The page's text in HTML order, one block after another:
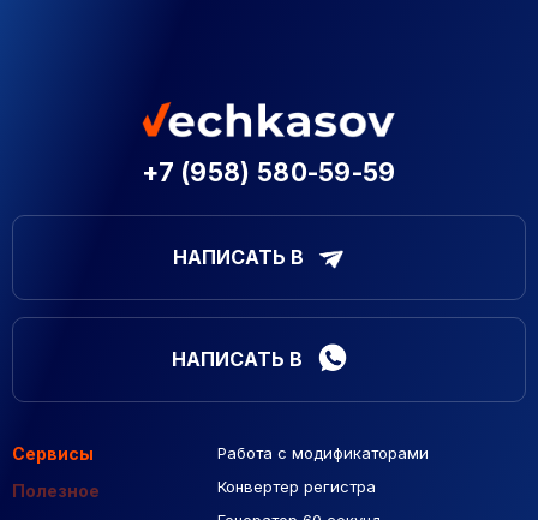
+7 (958) 580-59-59
НАПИСАТЬ В
НАПИСАТЬ В
Сервисы
Полезное
Работа с модификаторами
Конвертер регистра
Подборка сайтов
Макеты Figma
Созданные сайты
Контекстная реклама